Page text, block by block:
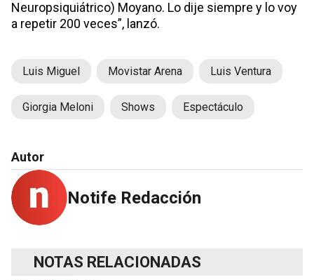
Neuropsiquiátrico) Moyano. Lo dije siempre y lo voy
a repetir 200 veces”, lanzó.
Luis Miguel Movistar Arena Luis Ventura
Giorgia Meloni Shows Espectáculo
Autor
Notife Redacción
NOTAS RELACIONADAS